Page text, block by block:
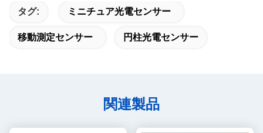
タグ: ミニチュア光電センサー
移動測定センサー 円柱光電センサー
関連製品